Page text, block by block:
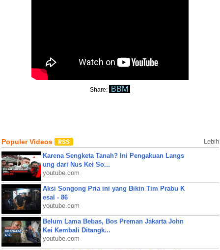
Share: BBM
Populer Videos Lebih
Karena Sengketa Tanah? Ini Pengakuan Langs
ung dari Nus Kei So...
youtube.com
Aksi Songong Pria ini yang Bikin Tim Prabu K
esal - 86
youtube.com
Belum Lama Bebas, Bos Preman Jakarta John
Kei Kembali Ditangk...
youtube.com